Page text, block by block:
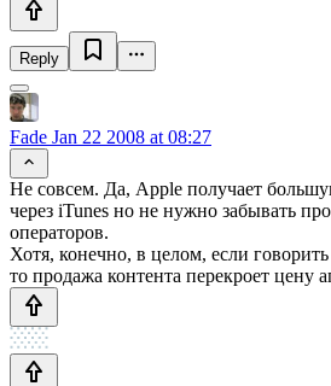
Reply
Fade Jan 22 2008 at 08:27
Не совсем. Да, Apple получает
через iTunes но не нужно забывать
операторов.
Хотя, конечно, в целом, если
то продажа контента перекроет цену